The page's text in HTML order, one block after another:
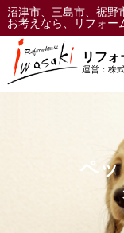
沼津市、三島市、裾野
お考えなら、リフォー
リフ
運営：株
ペ